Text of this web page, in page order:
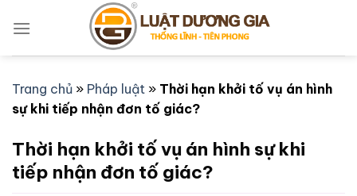
qua
Trang chủ » Pháp luật » Thời hạn khởi tố vụ án hình
sự khi tiếp nhận đơn tố giác?
Thời hạn khởi tố vụ án hình sự khi
tiếp nhận đơn tố giác?